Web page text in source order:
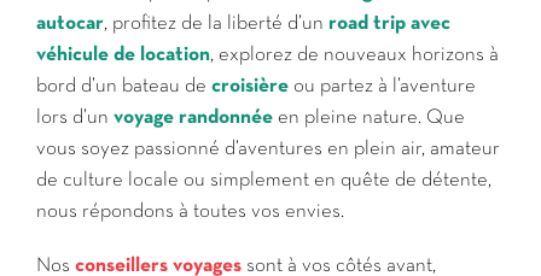
autocar, profitez de la liberté d’un road trip avec
véhicule de location, explorez de nouveaux horizons à
bord d’un bateau de croisière ou partez à l’aventure
lors d’un voyage randonnée en pleine nature. Que
vous soyez passionné d’aventures en plein air, amateur
de culture locale ou simplement en quête de détente,
nous répondons à toutes vos envies.
Nos conseillers voyages sont à vos côtés avant,